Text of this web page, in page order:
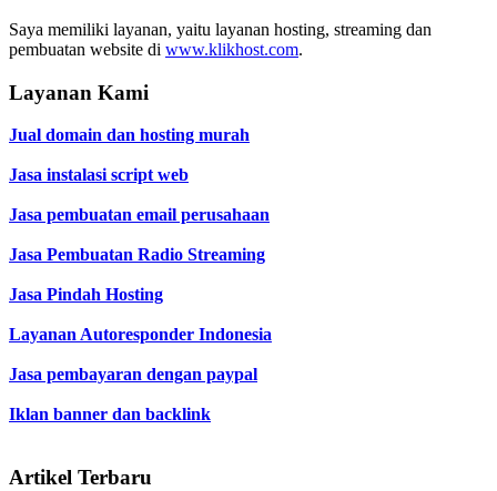
Saya memiliki layanan, yaitu layanan hosting, streaming dan
pembuatan website di www.klikhost.com.
Layanan Kami
Jual domain dan hosting murah
Jasa instalasi script web
Jasa pembuatan email perusahaan
Jasa Pembuatan Radio Streaming
Jasa Pindah Hosting
Layanan Autoresponder Indonesia
Jasa pembayaran dengan paypal
Iklan banner dan backlink
Artikel Terbaru